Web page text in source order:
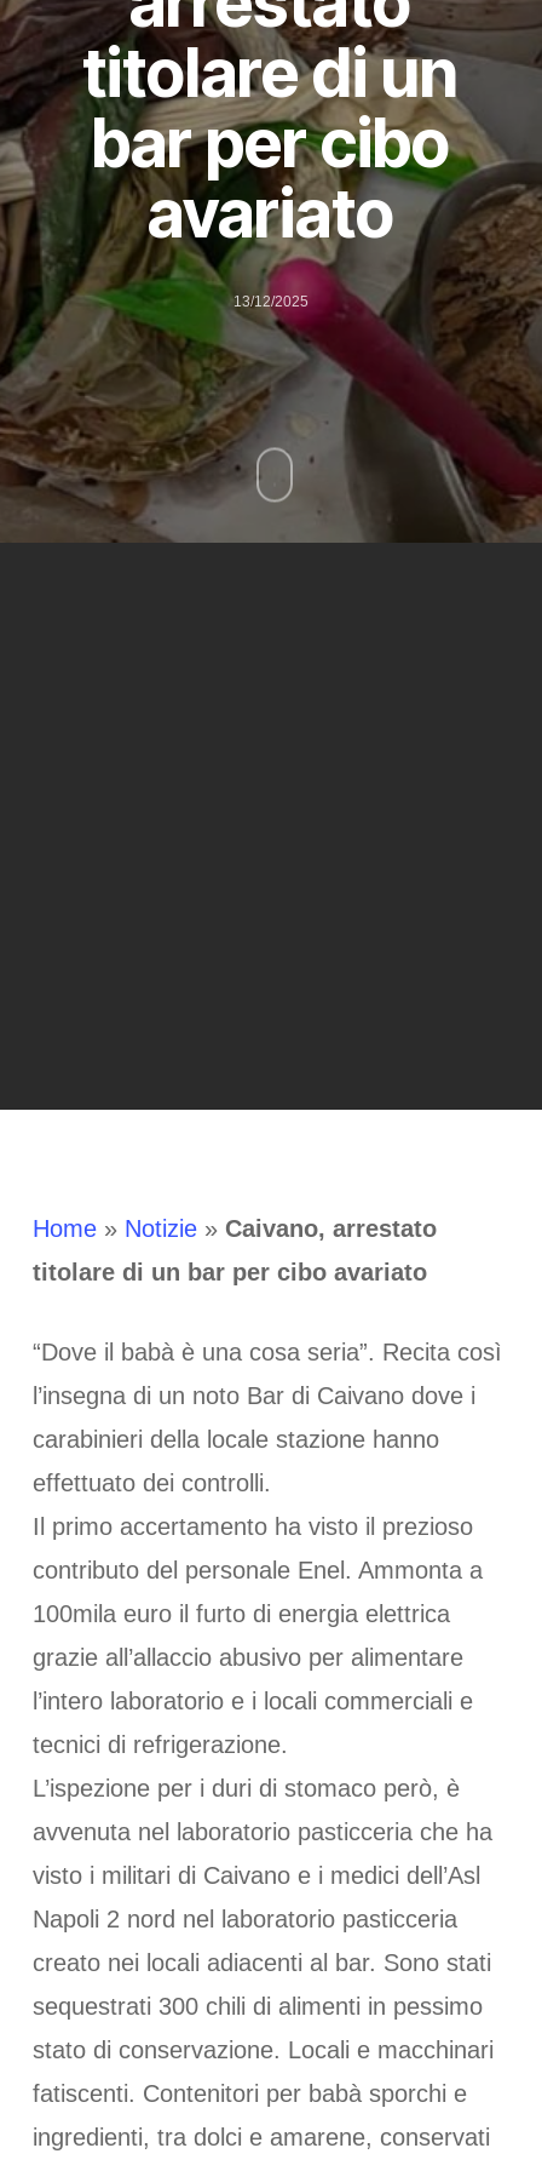
titolare di un
bar per cibo
avariato
13/12/2025
Home» Notizie» Caivano, arrestato
titolare di un bar per cibo avariato
“Dove il babà è una cosa seria”. Recita così
l’insegna di un noto Bar di Caivano dove i
carabinieri della locale stazione hanno
effettuato dei controlli.
Il primo accertamento ha visto il prezioso
contributo del personale Enel. Ammonta a
100mila euro il furto di energia elettrica
grazie all’allaccio abusivo per alimentare
l’intero laboratorio e i locali commerciali e
tecnici di refrigerazione.
L’ispezione per i duri di stomaco però, è
avvenuta nel laboratorio pasticceria che ha
visto i militari di Caivano e i medici dell’Asl
Napoli 2 nord nel laboratorio pasticceria
creato nei locali adiacenti al bar. Sono stati
sequestrati 300 chili di alimenti in pessimo
stato di conservazione. Locali e macchinari
fatiscenti. Contenitori per babà sporchi e
ingredienti, tra dolci e amarene, conservati